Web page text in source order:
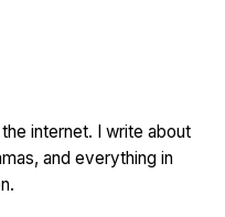
internet. I write about
and everything in